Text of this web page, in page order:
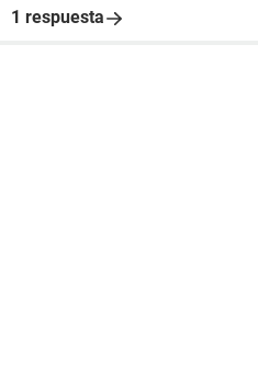
1 respuesta